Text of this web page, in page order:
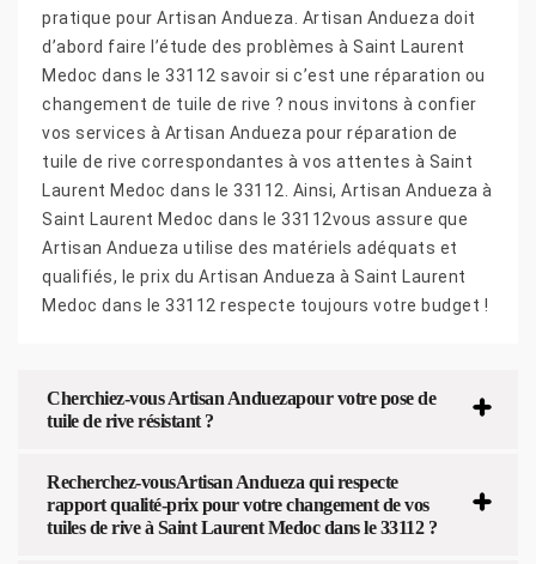
pratique pour Artisan Andueza. Artisan Andueza doit
d’abord faire l’étude des problèmes à Saint Laurent
Medoc dans le 33112 savoir si c’est une réparation ou
changement de tuile de rive ? nous invitons à confier
vos services à Artisan Andueza pour réparation de
tuile de rive correspondantes à vos attentes à Saint
Laurent Medoc dans le 33112. Ainsi, Artisan Andueza à
Saint Laurent Medoc dans le 33112vous assure que
Artisan Andueza utilise des matériels adéquats et
qualifiés, le prix du Artisan Andueza à Saint Laurent
Medoc dans le 33112 respecte toujours votre budget !
Cherchiez-vous Artisan Anduezapour votre pose de
tuile de rive résistant ?
Recherchez-vousArtisan Andueza qui respecte
rapport qualité-prix pour votre changement de vos
tuiles de rive à Saint Laurent Medoc dans le 33112 ?